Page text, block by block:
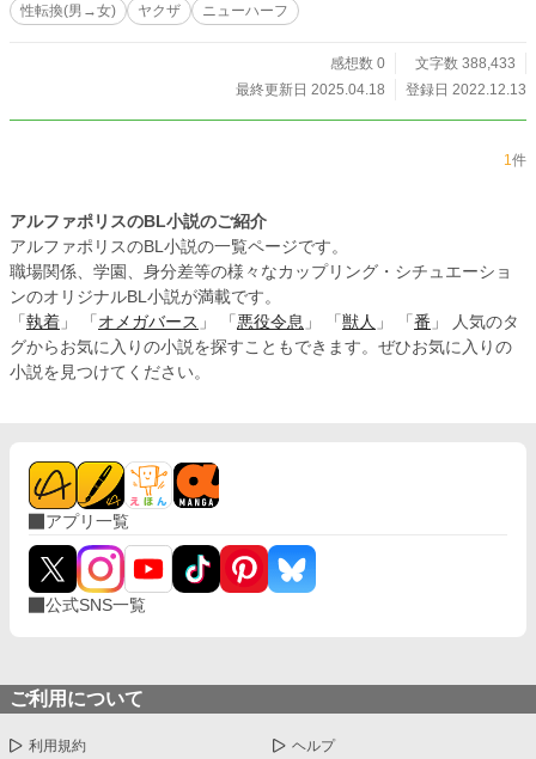
性転換(男→女) ヤクザ ニューハーフ
感想数 0
文字数 388,433
最終更新日 2025.04.18
登録日 2022.12.13
1件
アルファポリスのBL小説のご紹介
アルファポリスのBL小説の一覧ページです。
職場関係、学園、身分差等の様々なカップリング・シチュエーショ
ンのオリジナルBL小説が満載です。
「 執着 」 「 オメガバース 」 「 悪役令息 」 「 獣人 」 「 番 」 人気のタ
グからお気に入りの小説を探すこともできます。ぜひお気に入りの
小説を見つけてください。
アプリ一覧
公式SNS一覧
ご利用について
利用規約 ヘルプ